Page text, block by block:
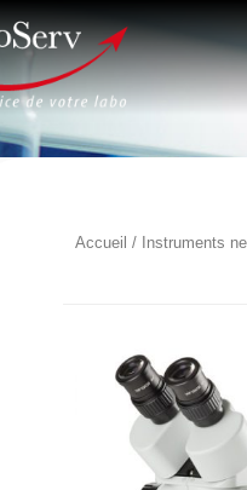
Accueil / Instruments